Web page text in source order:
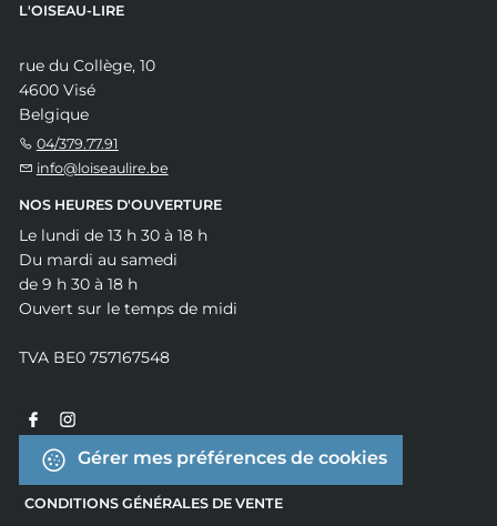
L'OISEAU-LIRE
rue du Collège, 10
4600 Visé
Belgique
04/379.77.91
info@loiseaulire.be
NOS HEURES D'OUVERTURE
Le lundi de 13 h 30 à 18 h
Du mardi au samedi
de 9 h 30 à 18 h
Ouvert sur le temps de midi
TVA BE0 757167548
Gérer mes préférences de cookies
CONDITIONS GÉNÉRALES DE VENTE